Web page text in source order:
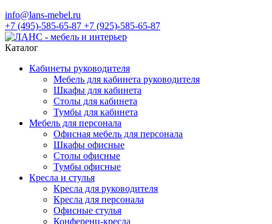
info@lans-mebel.ru
+7 (495)-585-65-87 +7 (925)-585-65-87
Каталог
Кабинеты руководителя
Мебель для кабинета руководителя
Шкафы для кабинета
Столы для кабинета
Тумбы для кабинета
Мебель для персонала
Офисная мебель для персонала
Шкафы офисные
Столы офисные
Тумбы офисные
Кресла и стулья
Кресла для руководителя
Кресла для персонала
Офисные стулья
Конференц-кресла